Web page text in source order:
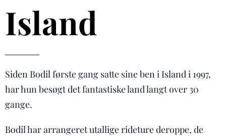
Island
Siden Bodil første gang satte sine ben i Island i 1997,
har hun besøgt det fantastiske land langt over 30
gange.
Bodil har arrangeret utallige rideture deroppe, de